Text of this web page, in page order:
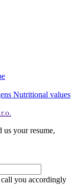
Nutritional values
your resume,
you accordingly